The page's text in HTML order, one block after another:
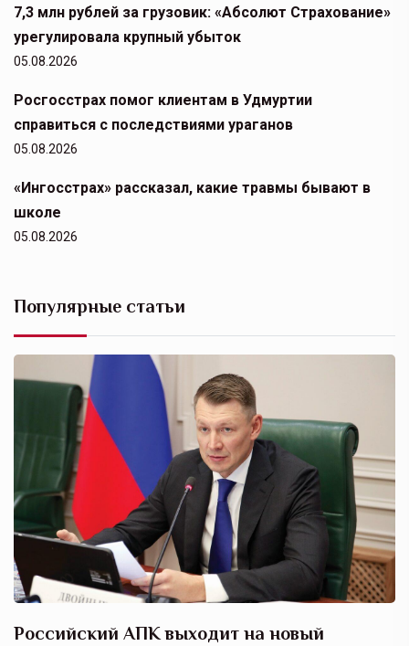
7,3 млн рублей за грузовик: «Абсолют Страхование»
урегулировала крупный убыток
05.08.2026
Росгосстрах помог клиентам в Удмуртии
справиться с последствиями ураганов
05.08.2026
«Ингосстрах» рассказал, какие травмы бывают в
школе
05.08.2026
Популярные статьи
Российский АПК выходит на новый